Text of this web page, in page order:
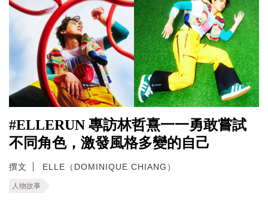
#ELLERUN 專訪林哲熹一一勇敢嘗試
不同角色，激發風格多變的自己
撰文 ELLE（DOMINIQUE CHIANG）
人物故事